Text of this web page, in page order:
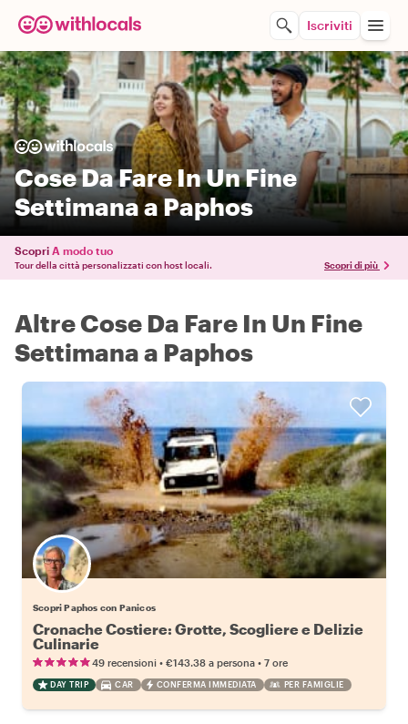
Iscriviti
Cose Da Fare In Un Fine
Settimana a Paphos
Scopri A modo tuo
Tour della città personalizzati con host locali. Scopri di più
Altre Cose Da Fare In Un Fine
Settimana a Paphos
Scopri Paphos con Panicos
Cronache Costiere: Grotte, Scogliere e Delizie
Culinarie
49 recensioni • €143.38 a persona • 7 ore
DAY TRIP CAR CONFERMA IMMEDIATA PER FAMIGLIE